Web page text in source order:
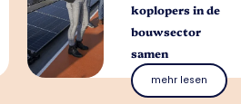
koplopers in de
bouwsector
samen
mehr lesen